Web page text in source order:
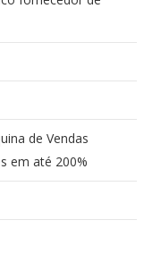
de Vendas
em até 200%